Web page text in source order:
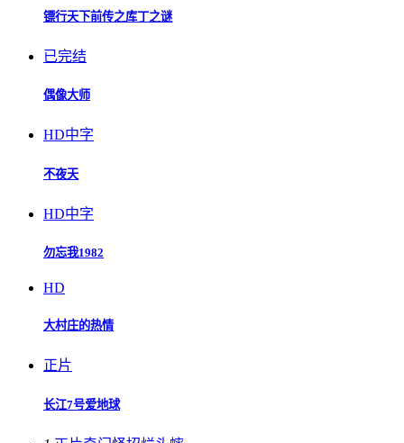
镖行天下前传之库丁之谜
已完结
偶像大师
HD中字
不夜天
HD中字
勿忘我1982
HD
大村庄的热情
正片
长江7号爱地球